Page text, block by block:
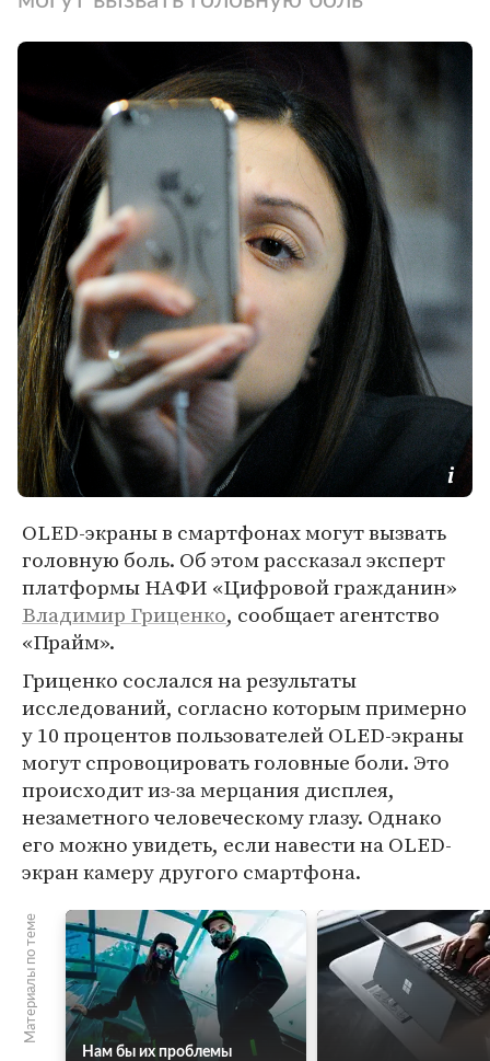
OLED-экраны в смартфонах могут вызвать
головную боль. Об этом рассказал эксперт
платформы НАФИ «Цифровой гражданин»
Владимир Гриценко, сообщает агентство
«Прайм».
Гриценко сослался на результаты
исследований, согласно которым примерно
у 10 процентов пользователей OLED-экраны
могут спровоцировать головные боли. Это
происходит из-за мерцания дисплея,
незаметного человеческому глазу. Однако
его можно увидеть, если навести на OLED-
экран камеру другого смартфона.
Материалы по теме
Нам бы их проблемы